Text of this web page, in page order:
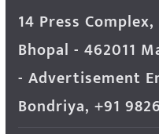
14 Press
Bhopal - 462011
- Advertisement
Bondriya, +91